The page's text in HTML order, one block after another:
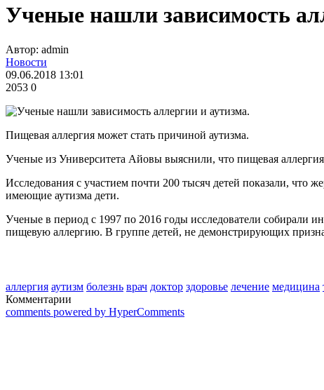
Ученые нашли зависимость
Автор: admin
Новости
09.06.2018 13:01
2053 0
Пищевая аллергия может стать причиной аутизма.
Ученые из Университета Айовы выяснили, что пищевая
Исследования с участием почти 200 тысяч детей показали, что
имеющие аутизма дети.
Ученые в период с 1997 по 2016 годы исследователи собирали
пищевую аллергию. В группе детей, не демонстрирующих
аллергия аутизм болезнь врач доктор здоровье лечение медицина
Комментарии
comments powered by HyperComments